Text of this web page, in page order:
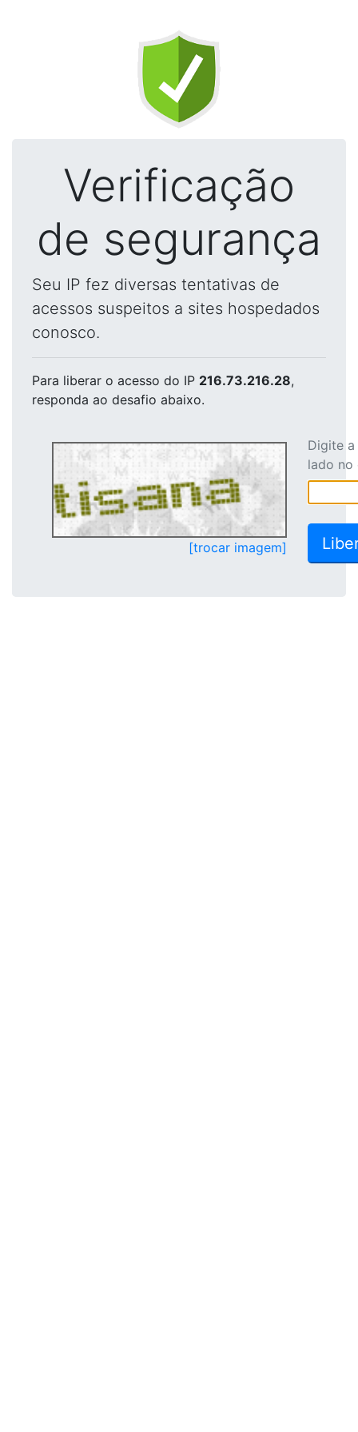
Verificação
de segurança
Seu IP fez diversas tentativas de
acessos suspeitos a sites hospedados
conosco.
Para liberar o acesso do IP 216.73.216.28,
responda ao desafio abaixo.
[trocar imagem]
Digite
lado no